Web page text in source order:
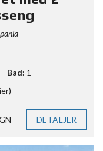
Bad: 1
DETALJER